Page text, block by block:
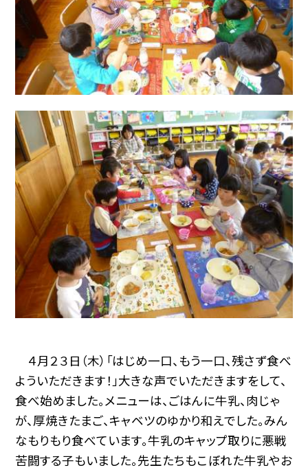
４月２３日（木）「はじめ一口、もう一口、残さず食べ
よういただきます！」大きな声でいただきますをして、
食べ始めました。メニューは、ごはんに牛乳、肉じゃ
が、厚焼きたまご、キャベツのゆかり和えでした。みん
なもりもり食べています。牛乳のキャップ取りに悪戦
苦闘する子もいました。先生たちもこぼれた牛乳やお